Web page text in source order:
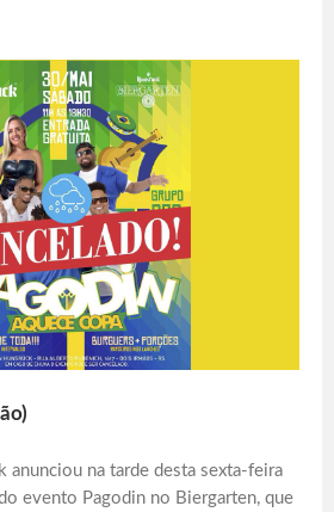
anunciou na tarde desta sexta-feira
evento Pagodin no Biergarten, que